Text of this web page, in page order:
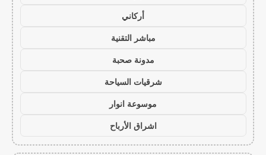
أركاني
مباشر التقنية
مدونة صحبة
شرقيات السياحة
موسوعة انوار
اشراق الأرباح